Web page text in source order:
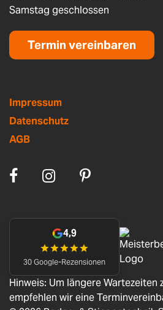
Samstag geschlossen
Termin vereinbaren
Impressum
Datenschutz
AGB
4,9
30 Google-Rezensionen
Hinweis: Um längere Wartezeiten
empfehlen wir eine